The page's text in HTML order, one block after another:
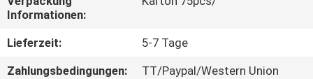
SIE
MIT
UNS
Informationen:
Lieferzeit:
5-7 Tage
Zahlungsbedingungen:
TT/Paypal/Western Union